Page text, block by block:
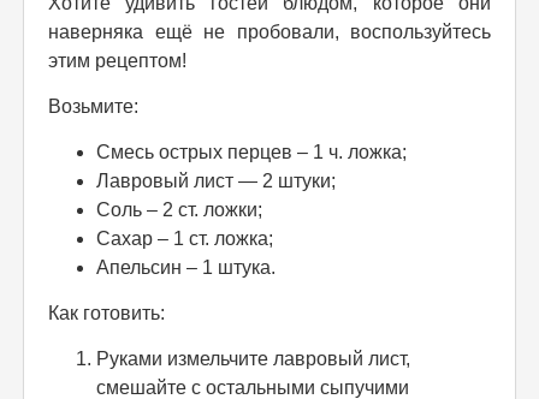
наверняка ещё не пробовали, воспользуйтесь
этим рецептом!
Возьмите:
Смесь острых перцев – 1 ч. ложка;
Лавровый лист — 2 штуки;
Соль – 2 ст. ложки;
Сахар – 1 ст. ложка;
Апельсин – 1 штука.
Как готовить:
Руками измельчите лавровый лист,
смешайте с остальными сыпучими